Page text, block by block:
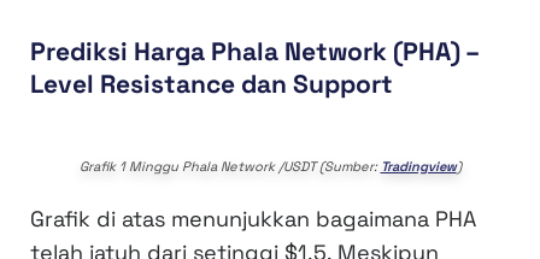
Prediksi Harga Phala Network (PHA) –
Level Resistance dan Support
Grafik 1 Minggu Phala Network /USDT (Sumber: Tradingview)
Grafik di atas menunjukkan bagaimana PHA
telah jatuh dari setinggi $1,5. Meskipun